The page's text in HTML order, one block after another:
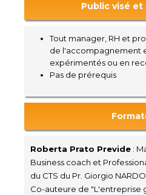
Public visé
Tout manager, RH et
de l'accompagnement
expérimentés ou en
Pas de prérequis
Roberta Prato Previde :
Business coach et
du CTS du Pr. Giorgio
Co-auteure de "L'entreprise